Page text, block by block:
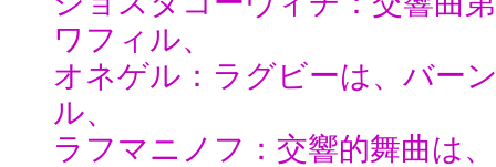
ワフィル、
オネゲル：ラグビーは、バー
ル、
ラフマニノフ：交響的舞曲は